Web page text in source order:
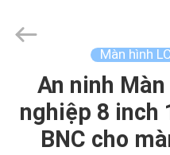
NHÀ
CÁC
Display
Màn hình
An ninh
nghiệp 8 inch
BNC cho